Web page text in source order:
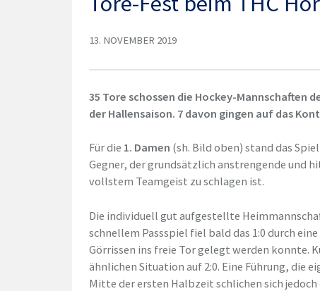
13. NOVEMBER 2019
35 Tore schossen die Hockey-Mannschaften
der Hallensaison. 7 davon gingen auf das
Für die 1. Damen (sh. Bild oben) stand das
Gegner, der grundsätzlich anstrengende und
vollstem Teamgeist zu schlagen ist.
Die individuell gut aufgestellte
schnellem Passspiel fiel bald das 1:0 durch
Görrissen ins freie Tor gelegt werden konnte.
ähnlichen Situation auf 2:0. Eine Führung, die
Mitte der ersten Halbzeit schlichen sich